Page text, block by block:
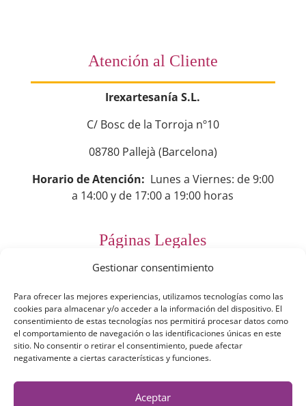
Gestionar consentimiento
Para ofrecer las mejores experiencias, utilizamos tecnologías como las
cookies para almacenar y/o acceder a la información del dispositivo. El
consentimiento de estas tecnologías nos permitirá procesar datos como
el comportamiento de navegación o las identificaciones únicas en este
sitio. No consentir o retirar el consentimiento, puede afectar
negativamente a ciertas características y funciones.
Aceptar
Atención al Cliente
Irexartesanía S.L.
C/ Bosc de la Torroja nº10
08780 Pallejà (Barcelona)
Horario de Atención: Lunes a Viernes: de 9:00
a 14:00 y de 17:00 a 19:00 horas
Páginas Legales
Preguntas Frecuentes
Aviso Legal
Política de Privacidad
Política de Cookies
Términos y Condiciones